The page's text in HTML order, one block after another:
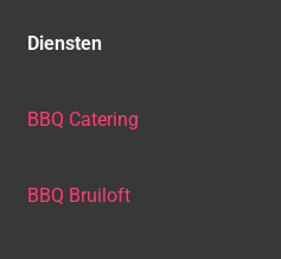
Diensten
BBQ Catering
BBQ Bruiloft